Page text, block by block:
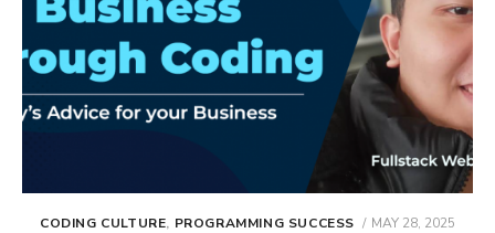
CODING CULTURE, PROGRAMMING SUCCESS
POSTED
MAY 28, 2025